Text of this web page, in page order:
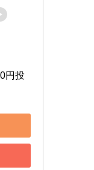
円投